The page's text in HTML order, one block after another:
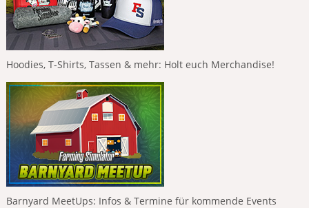
Hoodies, T-Shirts, Tassen & mehr: Holt euch Merchandise!
Barnyard MeetUps: Infos & Termine für kommende Events